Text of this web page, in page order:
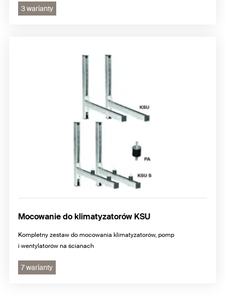
3 warianty
Mocowanie do klimatyzatorów KSU
Kompletny zestaw do mocowania klimatyzatorów, pomp
i wentylatorów na ścianach
7 warianty